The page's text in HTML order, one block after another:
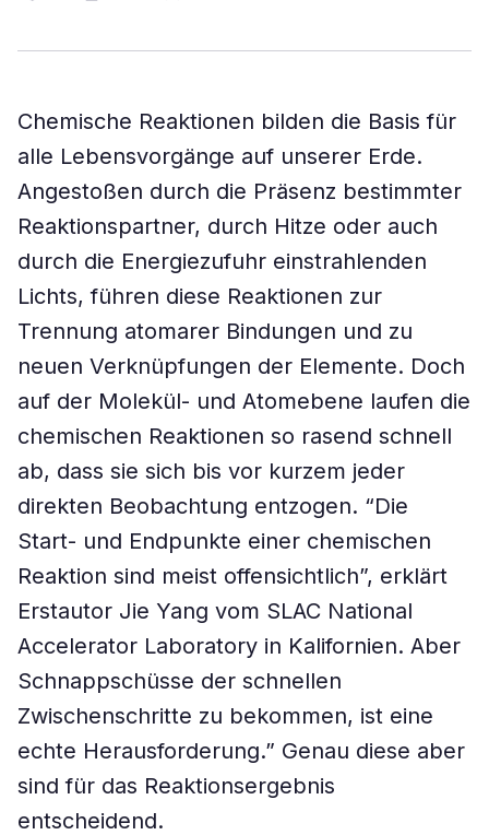
Chemische Reaktionen bilden die Basis für
alle Lebensvorgänge auf unserer Erde.
Angestoßen durch die Präsenz bestimmter
Reaktionspartner, durch Hitze oder auch
durch die Energiezufuhr einstrahlenden
Lichts, führen diese Reaktionen zur
Trennung atomarer Bindungen und zu
neuen Verknüpfungen der Elemente. Doch
auf der Molekül- und Atomebene laufen die
chemischen Reaktionen so rasend schnell
ab, dass sie sich bis vor kurzem jeder
direkten Beobachtung entzogen. “Die
Start- und Endpunkte einer chemischen
Reaktion sind meist offensichtlich”, erklärt
Erstautor Jie Yang vom SLAC National
Accelerator Laboratory in Kalifornien. Aber
Schnappschüsse der schnellen
Zwischenschritte zu bekommen, ist eine
echte Herausforderung.” Genau diese aber
sind für das Reaktionsergebnis
entscheidend.